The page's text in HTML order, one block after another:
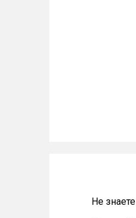
Не